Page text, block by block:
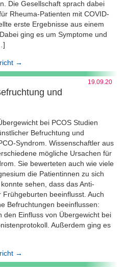
Die Gesellschaft sprach dabei
Rheuma-Patienten mit COVID-
erste Ergebnisse aus einem
ging es um Symptome und
→
19.09.20
und
bei PCOS Studien
Befruchtung und
Syndrom. Wissenschaftler aus
mögliche Ursachen für
Sie bewerteten auch wie viele
die Patientinnen zu sich
sehen, dass das Anti-
beeinflusst. Auch
Befruchtungen beeinflussen:
den Einfluss von Übergewicht bei
Außerdem ging es
→